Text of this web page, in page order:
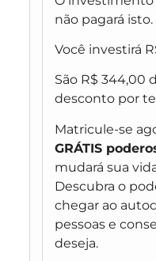
não pagará isto.
Você investirá
São R$ 344,00
desconto por
Matricule-se
GRÁTIS
mudará sua
Descubra o
chegar ao
pessoas e
deseja.